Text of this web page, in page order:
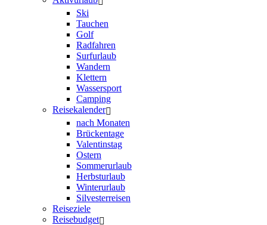
Ski
Tauchen
Golf
Radfahren
Surfurlaub
Wandern
Klettern
Wassersport
Camping
Reisekalender
nach Monaten
Brückentage
Valentinstag
Ostern
Sommerurlaub
Herbsturlaub
Winterurlaub
Silvesterreisen
Reiseziele
Reisebudget